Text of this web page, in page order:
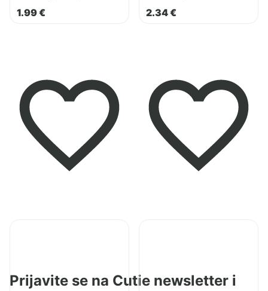
blazinice
1.99€
vlažne
2.34€
bambus
bebinu
Prijavite se na Cutie newsletter i